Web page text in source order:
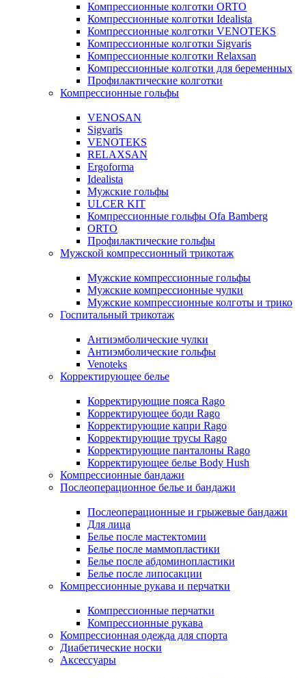
Компрессионные колготки ORTO
Компрессионные колготки Idealista
Компрессионные колготки VENOTEKS
Компрессионные колготки Sigvaris
Компрессионные колготки Relaxsan
Компрессионные колготки для беременных
Профилактические колготки
Компрессионные гольфы
VENOSAN
Sigvaris
VENOTEKS
RELAXSAN
Ergoforma
Idealista
Мужские гольфы
ULCER KIT
Компрессионные гольфы Ofa Bamberg
ORTO
Профилактические гольфы
Мужской компрессионный трикотаж
Мужские компрессионные гольфы
Мужские компрессионные чулки
Мужские компрессионные колготы и трико
Госпитальный трикотаж
Антиэмболические чулки
Антиэмболические гольфы
Venoteks
Корректирующее белье
Корректирующие пояса Rago
Корректирующее боди Rago
Корректирующие капри Rago
Корректирующие трусы Rago
Корректирующие панталоны Rago
Корректирующее белье Body Hush
Компрессионные бандажи
Послеоперационное белье и бандажи
Послеоперационные и грыжевые бандажи
Для лица
Белье после мастектомии
Белье после маммопластики
Белье после абдоминопластики
Белье после липосакции
Компрессионные рукава и перчатки
Компрессионные перчатки
Компрессионные рукава
Компрессионная одежда для спорта
Диабетические носки
Аксессуары